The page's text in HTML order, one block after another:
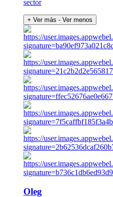
sector
+ Ver más - Ver menos
Oleg